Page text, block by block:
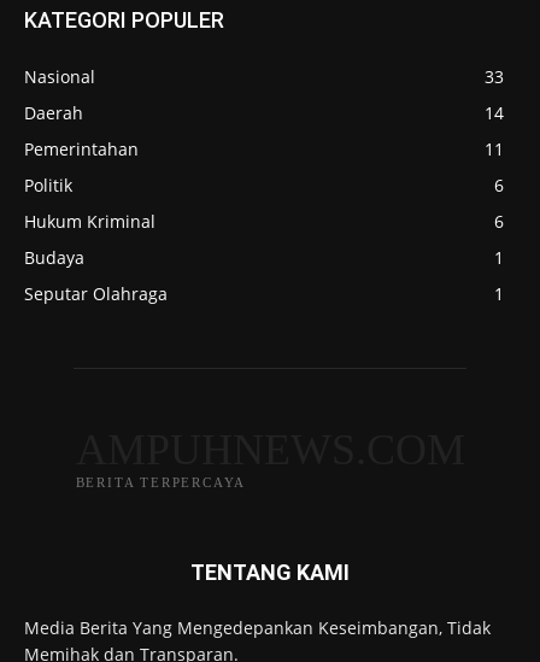
KATEGORI POPULER
Nasional
33
Daerah
14
Pemerintahan
11
Politik
6
Hukum Kriminal
6
Budaya
1
Seputar Olahraga
1
BERITA TERPERCAYA
TENTANG KAMI
Media Berita Yang Mengedepankan Keseimbangan, Tidak
Memihak dan Transparan.